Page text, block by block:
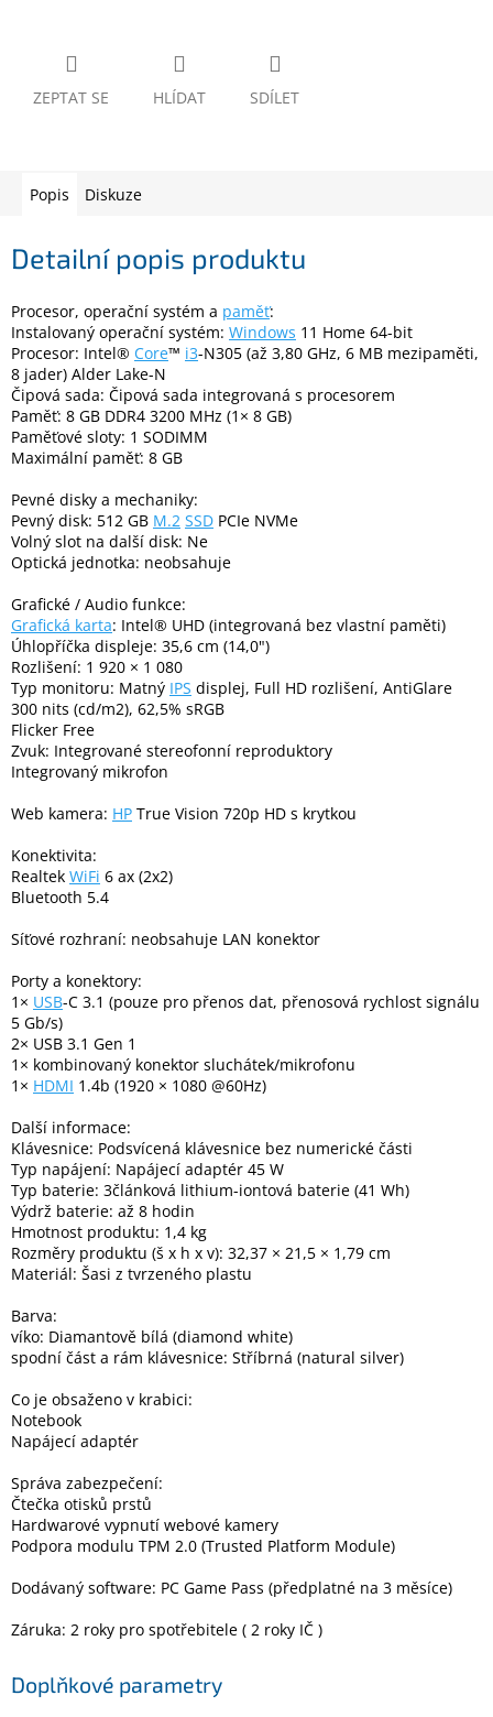
zahrada
Počítače
Domácnost
%
Black
Friday
VÝPRODEJ
Akční
zboží
TONERY
A
CARTRIDGE
OEM
Sestavy
počítačů
Inpraise
Kamerové
MILESIGHT
Doprodej
ZEPTAT SE HLÍDAT SDÍLET
Popis Diskuze
Detailní popis produktu
Procesor, operační systém a paměť:
Instalovaný operační systém: Windows 11 Home 64-bit
Procesor: Intel® Core™ i3-N305 (až 3,80 GHz, 6 MB mezipaměti,
8 jader) Alder Lake-N
Čipová sada: Čipová sada integrovaná s procesorem
Paměť: 8 GB DDR4 3200 MHz (1× 8 GB)
Paměťové sloty: 1 SODIMM
Maximální paměť: 8 GB
Pevné disky a mechaniky:
Pevný disk: 512 GB M.2 SSD PCIe NVMe
Volný slot na další disk: Ne
Optická jednotka: neobsahuje
Grafické / Audio funkce:
Grafická karta: Intel® UHD (integrovaná bez vlastní paměti)
Úhlopříčka displeje: 35,6 cm (14,0")
Rozlišení: 1 920 × 1 080
Typ monitoru: Matný IPS displej, Full HD rozlišení, AntiGlare
300 nits (cd/m2), 62,5% sRGB
Flicker Free
Zvuk: Integrované stereofonní reproduktory
Integrovaný mikrofon
Web kamera: HP True Vision 720p HD s krytkou
Konektivita:
Realtek WiFi 6 ax (2x2)
Bluetooth 5.4
Síťové rozhraní: neobsahuje LAN konektor
Porty a konektory:
1× USB-C 3.1 (pouze pro přenos dat, přenosová rychlost signálu
5 Gb/s)
2× USB 3.1 Gen 1
1× kombinovaný konektor sluchátek/mikrofonu
1× HDMI 1.4b (1920 × 1080 @60Hz)
Další informace:
Klávesnice: Podsvícená klávesnice bez numerické části
Typ napájení: Napájecí adaptér 45 W
Typ baterie: 3článková lithium-iontová baterie (41 Wh)
Výdrž baterie: až 8 hodin
Hmotnost produktu: 1,4 kg
Rozměry produktu (š x h x v): 32,37 × 21,5 × 1,79 cm
Materiál: Šasi z tvrzeného plastu
Barva:
víko: Diamantově bílá (diamond white)
spodní část a rám klávesnice: Stříbrná (natural silver)
Co je obsaženo v krabici:
Notebook
Napájecí adaptér
Správa zabezpečení:
Čtečka otisků prstů
Hardwarové vypnutí webové kamery
Podpora modulu TPM 2.0 (Trusted Platform Module)
Dodávaný software: PC Game Pass (předplatné na 3 měsíce)
Záruka: 2 roky pro spotřebitele ( 2 roky IČ )
Doplňkové parametry